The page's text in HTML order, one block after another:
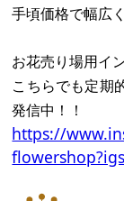
手頃価格で幅広
お花売り場用イ
こちらでも定期
発信中！！
https://